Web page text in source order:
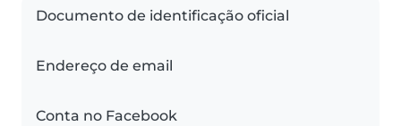
Documento de identificação oficial
Endereço de email
Conta no Facebook